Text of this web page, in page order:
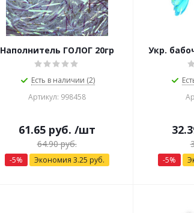
Наполнитель ГОЛОГ 20гр
Есть в наличии (2)
Артикул: 998458
61.65руб. /шт
64.90руб.
-5% Экономия 3.25 руб.
Укр.
-5%